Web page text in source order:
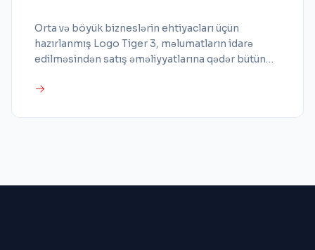
Orta və böyük bizneslərin ehtiyacları üçün
hazırlanmış Logo Tiger 3, məlumatların idarə
edilməsindən satış əməliyyatlarına qədər bütün
olunması yolu ilə vaxt və xərc qənaəti təmin edir.